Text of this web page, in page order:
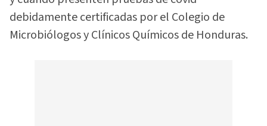
debidamente certificadas por el Colegio de
Microbiólogos y Clínicos Químicos de Honduras.